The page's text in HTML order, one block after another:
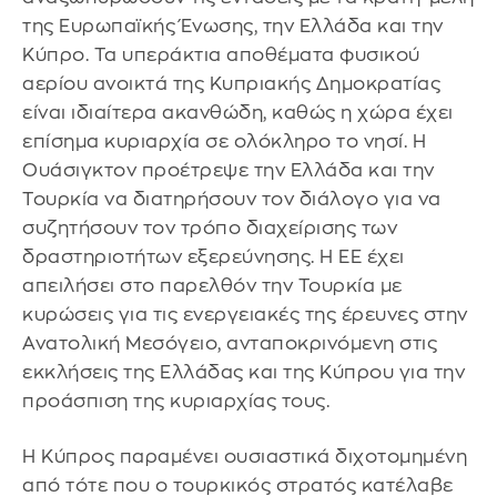
της Ευρωπαϊκής Ένωσης, την Ελλάδα και την
Κύπρο. Τα υπεράκτια αποθέματα φυσικού
αερίου ανοικτά της Κυπριακής Δημοκρατίας
είναι ιδιαίτερα ακανθώδη, καθώς η χώρα έχει
επίσημα κυριαρχία σε ολόκληρο το νησί. Η
Ουάσιγκτον προέτρεψε την Ελλάδα και την
Τουρκία να διατηρήσουν τον διάλογο για να
συζητήσουν τον τρόπο διαχείρισης των
δραστηριοτήτων εξερεύνησης. Η ΕΕ έχει
απειλήσει στο παρελθόν την Τουρκία με
κυρώσεις για τις ενεργειακές της έρευνες στην
Ανατολική Μεσόγειο, ανταποκρινόμενη στις
εκκλήσεις της Ελλάδας και της Κύπρου για την
προάσπιση της κυριαρχίας τους.
Η Κύπρος παραμένει ουσιαστικά διχοτομημένη
από τότε που ο τουρκικός στρατός κατέλαβε